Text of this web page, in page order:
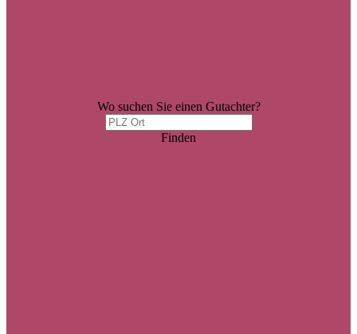
Wo suchen Sie einen Gutachter?
Finden